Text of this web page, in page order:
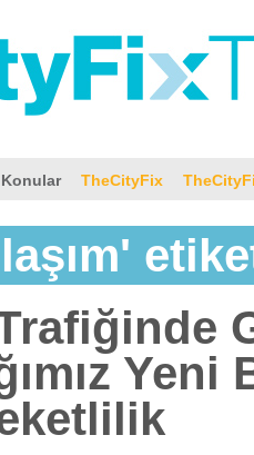
Konular TheCityFix